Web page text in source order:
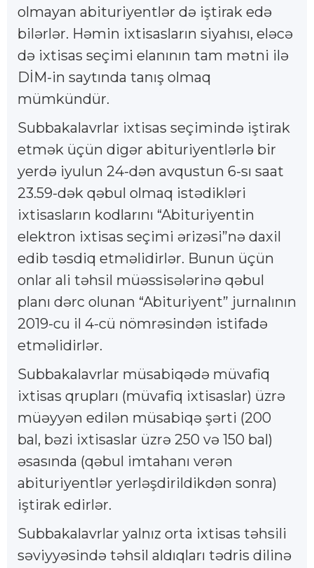
olmayan abituriyentlər də iştirak edə
bilərlər. Həmin ixtisasların siyahısı, eləcə
də ixtisas seçimi elanının tam mətni ilə
DİM-in saytında tanış olmaq
mümkündür.
Subbakalavrlar ixtisas seçimində iştirak
etmək üçün digər abituriyentlərlə bir
yerdə iyulun 24-dən avqustun 6-sı saat
23.59-dək qəbul olmaq istədikləri
ixtisasların kodlarını “Abituriyentin
elektron ixtisas seçimi ərizəsi”nə daxil
edib təsdiq etməlidirlər. Bunun üçün
onlar ali təhsil müəssisələrinə qəbul
planı dərc olunan “Abituriyent” jurnalının
2019-cu il 4-cü nömrəsindən istifadə
etməlidirlər.
Subbakalavrlar müsabiqədə müvafiq
ixtisas qrupları (müvafiq ixtisaslar) üzrə
müəyyən edilən müsabiqə şərti (200
bal, bəzi ixtisaslar üzrə 250 və 150 bal)
əsasında (qəbul imtahanı verən
abituriyentlər yerləşdirildikdən sonra)
iştirak edirlər.
Subbakalavrlar yalnız orta ixtisas təhsili
səviyyəsində təhsil aldıqları tədris dilinə